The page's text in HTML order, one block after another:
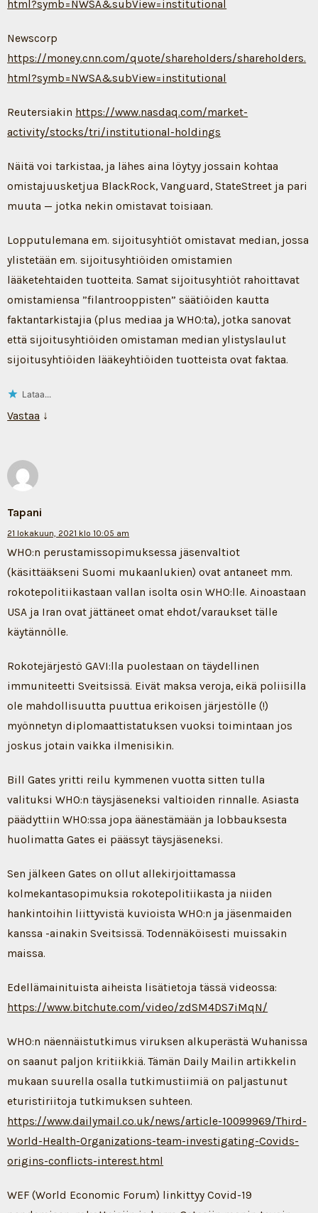
html?symb=NWSA&subView=institutional
Newscorp
https://money.cnn.com/quote/shareholders/shareholders.
html?symb=NWSA&subView=institutional
Reutersiakin https://www.nasdaq.com/market-
activity/stocks/tri/institutional-holdings
Näitä voi tarkistaa, ja lähes aina löytyy jossain kohtaa
omistajuusketjua BlackRock, Vanguard, StateStreet ja pari
muuta — jotka nekin omistavat toisiaan.
Lopputulemana em. sijoitusyhtiöt omistavat median, jossa
ylistetään em. sijoitusyhtiöiden omistamien
lääketehtaiden tuotteita. Samat sijoitusyhtiöt rahoittavat
omistamiensa ”filantrooppisten” säätiöiden kautta
faktantarkistajia (plus mediaa ja WHO:ta), jotka sanovat
että sijoitusyhtiöiden omistaman median ylistyslaulut
sijoitusyhtiöiden lääkeyhtiöiden tuotteista ovat faktaa.
Lataa...
Vastaa ↓
Tapani
21 lokakuun, 2021 klo 10:05 am
WHO:n perustamissopimuksessa jäsenvaltiot
(käsittääkseni Suomi mukaanlukien) ovat antaneet mm.
rokotepolitiikastaan vallan isolta osin WHO:lle. Ainoastaan
USA ja Iran ovat jättäneet omat ehdot/varaukset tälle
käytännölle.
Rokotejärjestö GAVI:lla puolestaan on täydellinen
immuniteetti Sveitsissä. Eivät maksa veroja, eikä poliisilla
ole mahdollisuutta puuttua erikoisen järjestölle (!)
myönnetyn diplomaattistatuksen vuoksi toimintaan jos
joskus jotain vaikka ilmenisikin.
Bill Gates yritti reilu kymmenen vuotta sitten tulla
valituksi WHO:n täysjäseneksi valtioiden rinnalle. Asiasta
päädyttiin WHO:ssa jopa äänestämään ja lobbauksesta
huolimatta Gates ei päässyt täysjäseneksi.
Sen jälkeen Gates on ollut allekirjoittamassa
kolmekantasopimuksia rokotepolitiikasta ja niiden
hankintoihin liittyvistä kuvioista WHO:n ja jäsenmaiden
kanssa -ainakin Sveitsissä. Todennäköisesti muissakin
maissa.
Edellämainituista aiheista lisätietoja tässä videossa:
https://www.bitchute.com/video/zdSM4DS7iMqN/
WHO:n näennäistutkimus viruksen alkuperästä Wuhanissa
on saanut paljon kritiikkiä. Tämän Daily Mailin artikkelin
mukaan suurella osalla tutkimustiimiä on paljastunut
eturistiriitoja tutkimuksen suhteen.
https://www.dailymail.co.uk/news/article-10099969/Third-
World-Health-Organizations-team-investigating-Covids-
origins-conflicts-interest.html
WEF (World Economic Forum) linkittyy Covid-19